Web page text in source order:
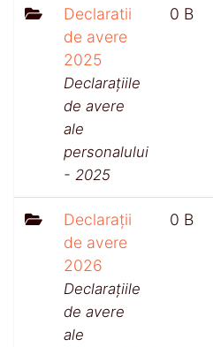
Declaratii
de avere
2025
Declarațiile
de avere
ale
personalului
- 2025
0 B
Declarații
de avere
2026
Declarațiile
de avere
ale
0 B